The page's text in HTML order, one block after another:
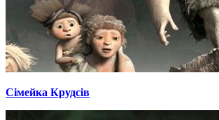
Сімейка Крудсів